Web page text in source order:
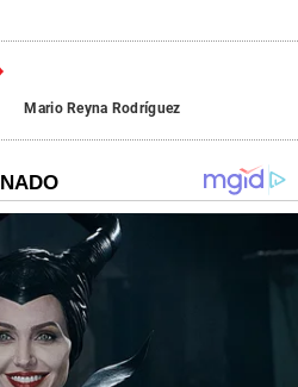
Mario Reyna Rodríguez